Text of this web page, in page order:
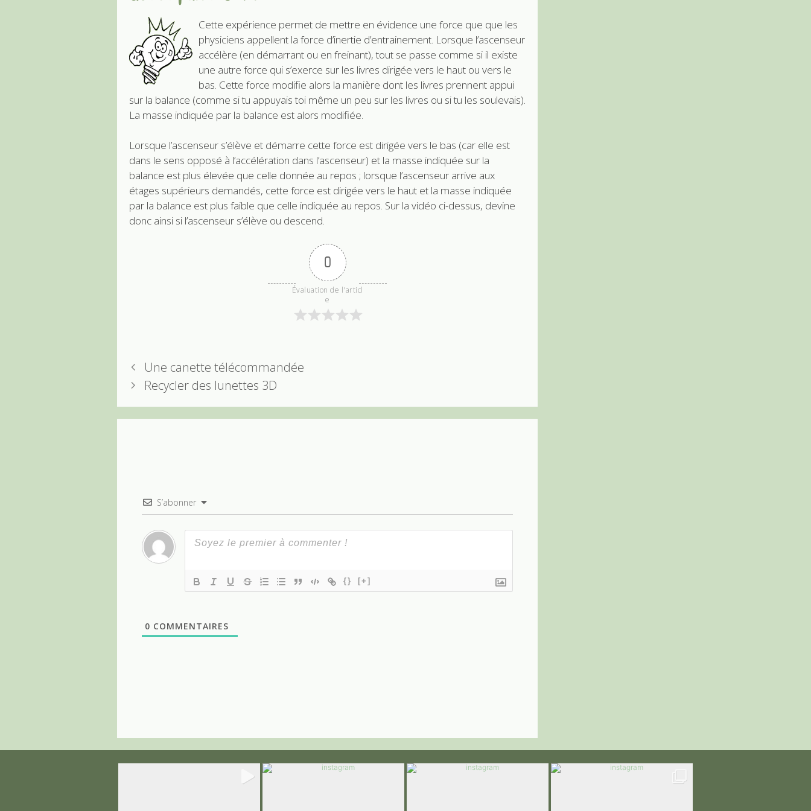
Cette expérience permet de mettre en évidence une force que que les
physiciens appellent la force d’inertie d’entrainement. Lorsque l’ascenseur
accélère (en démarrant ou en freinant), tout se passe comme si il existe
une autre force qui s’exerce sur les livres dirigée vers le haut ou vers le
bas. Cette force modifie alors la manière dont les livres prennent appui
sur la balance (comme si tu appuyais toi même un peu sur les livres ou si tu les soulevais).
La masse indiquée par la balance est alors modifiée.
Lorsque l’ascenseur s’élève et démarre cette force est dirigée vers le bas (car elle est
dans le sens opposé à l’accélération dans l’ascenseur) et la masse indiquée sur la
balance est plus élevée que celle donnée au repos ; lorsque l’ascenseur arrive aux
étages supérieurs demandés, cette force est dirigée vers le haut et la masse indiquée
par la balance est plus faible que celle indiquée au repos. Sur la vidéo ci-dessus, devine
donc ainsi si l’ascenseur s’élève ou descend.
0
Évaluation de l'articl
e
Une canette télécommandée
Recycler des lunettes 3D
S’abonner
{} [+]
0 COMMENTAIRES